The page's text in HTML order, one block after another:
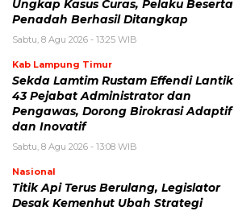
Ungkap Kasus Curas, Pelaku Beserta
Penadah Berhasil Ditangkap
Sabtu, 8 Agu 2026 - 13:25 WIB
Kab Lampung Timur
Sekda Lamtim Rustam Effendi Lantik
43 Pejabat Administrator dan
Pengawas, Dorong Birokrasi Adaptif
dan Inovatif
Sabtu, 8 Agu 2026 - 13:08 WIB
Nasional
Titik Api Terus Berulang, Legislator
Desak Kemenhut Ubah Strategi